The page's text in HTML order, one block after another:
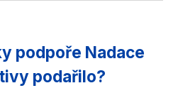
podpoře Nadace
podařilo?